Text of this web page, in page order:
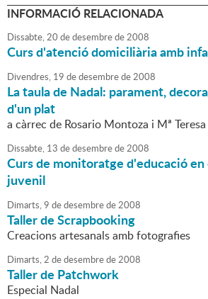
INFORMACIÓ RELACIONADA
Dissabte,20 dedesembrede2008
Curs d'atenció domiciliària amb
Divendres, 19 dedesembrede2008
La taula de Nadal: parament,
d'un plat
a càrrec de Rosario Montoza i Mª
Dissabte, 13 dedesembrede2008
Curs de monitoratge d'educació
juvenil
Dimarts,9 dedesembrede2008
Taller de Scrapbooking
Creacions artesanals amb fotografies
Dimarts,2 dedesembrede2008
Taller de Patchwork
Especial Nadal